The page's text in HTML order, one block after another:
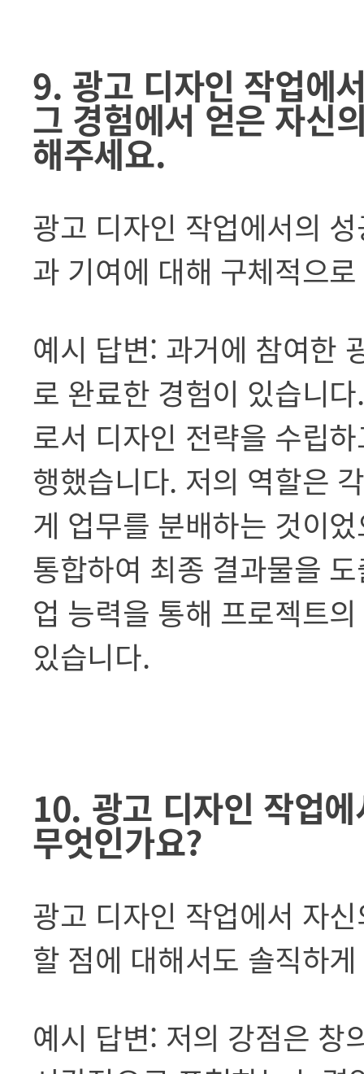
9. 광고 디자인 작업에
그 경험에서 얻은 자신
해주세요.
광고 디자인 작업에서의
과 기여에 대해 구체적으
예시 답변: 과거에 참여한
로 완료한 경험이 있습니
로서 디자인 전략을 수립
행했습니다. 저의 역할은
게 업무를 분배하는 것이
통합하여 최종 결과물을
업 능력을 통해 프로젝트
있습니다.
10. 광고 디자인 작업
무엇인가요?
광고 디자인 작업에서 자
할 점에 대해서도 솔직하
예시 답변: 저의 강점은 창